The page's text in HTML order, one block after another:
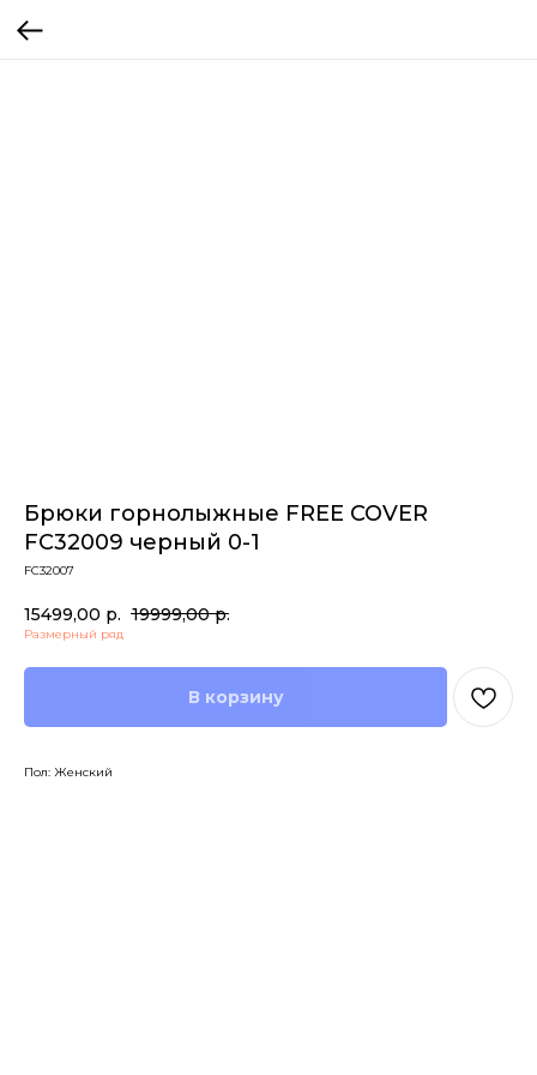
Брюки горнолыжные FREE COVER
FC32009 черный 0-1
FC32007
15499,00 р. 19999,00 р.
Размерный ряд
В корзину
Пол: Женский